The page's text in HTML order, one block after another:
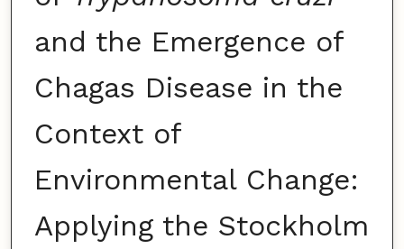
and the Emergence of
Chagas Disease in the
Context of
Environmental Change:
Applying the Stockholm